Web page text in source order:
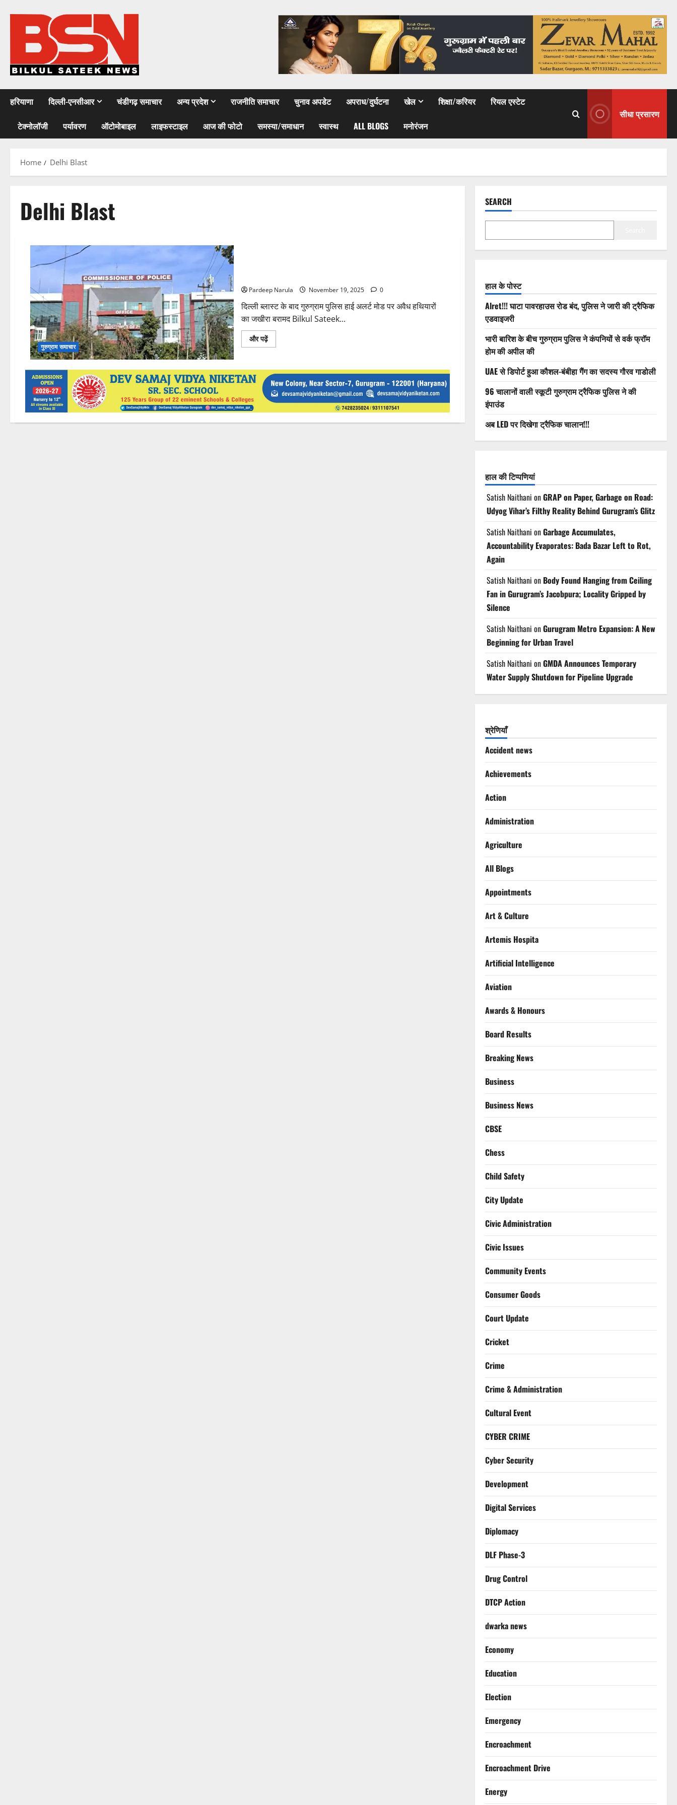
हरियाणा दिल्ली-एनसीआर चंडीगढ़ समाचार अन्य प्रदेश राजनीति समाचार चुनाव अपडेट अपराध/दुर्घटना खेल शिक्षा/करियर रियल एस्टेट
टेक्नोलॉजी पर्यावरण ऑटोमोबाइल लाइफस्टाइल आज की फोटो समस्या/समाधान स्वास्थ ALL BLOGS मनोरंजन
सीधा प्रसारण
Home Delhi Blast
Delhi Blast
गुरुग्राम समाचार
Pardeep Narula November 19, 2025 0
दिल्ली ब्लास्ट के बाद गुरुग्राम पुलिस हाई अलर्ट मोड पर अवैध हथियारों
का जखीरा बरामद Bilkul Sateek...
और पढ़ेंRead
more
ट्रैकडाउन
की
बड़ी
सफलता,
10
में
109
SEARCH
हाल के पोस्ट
Alret!!! घाटा पावरहाउस रोड बंद, पुलिस ने जारी की ट्रैफिक
एडवाइजरी
भारी बारिश के बीच गुरुग्राम पुलिस ने कंपनियों से वर्क फ्रॉम
होम की अपील की
UAE से डिपोर्ट हुआ कौशल-बंबीहा गैंग का सदस्य गौरव गाडोली
96 चालानों वाली स्कूटी गुरुग्राम ट्रैफिक पुलिस ने की
इंपाउंड
अब LED पर दिखेगा ट्रैफिक चालान!!!
हाल की टिप्पणियां
Satish Naithani onGRAP on Paper, Garbage on Road:
Udyog Vihar’s Filthy Reality Behind Gurugram’s Glitz
Satish Naithani onGarbage Accumulates,
Accountability Evaporates: Bada Bazar Left to Rot,
Again
Satish Naithani on Body Found Hanging from Ceiling
Fan in Gurugram’s Jacobpura; Locality Gripped by
Silence
Satish Naithani onGurugram Metro Expansion: A New
Beginning for Urban Travel
Satish Naithani onGMDA Announces Temporary
Water Supply Shutdown for Pipeline Upgrade
श्रेणियाँ
Accident news
Achievements
Action
Administration
Agriculture
All Blogs
Appointments
Art & Culture
Artemis Hospita
Artificial Intelligence
Aviation
Awards & Honours
Board Results
Breaking News
Business
Business News
CBSE
Chess
Child Safety
City Update
Civic Administration
Civic Issues
Community Events
Consumer Goods
Court Update
Cricket
Crime
Crime & Administration
Cultural Event
CYBER CRIME
Cyber Security
Development
Digital Services
Diplomacy
DLF Phase-3
Drug Control
DTCP Action
dwarka news
Economy
Education
Election
Emergency
Encroachment
Encroachment Drive
Energy